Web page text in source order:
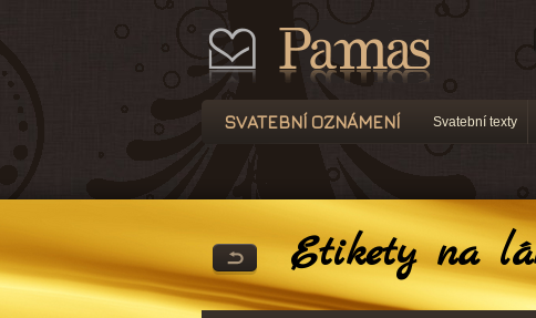
Etikety na
SVATEBNÍ OZNÁMENÍ Svatební texty